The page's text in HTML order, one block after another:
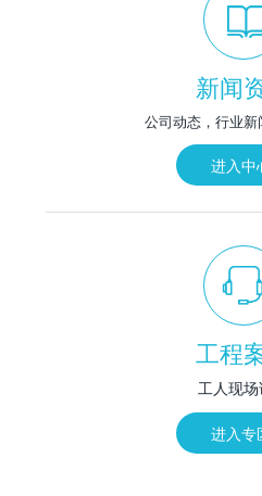
新闻
公司动态，行业
进入中
工程
工人现
进入专